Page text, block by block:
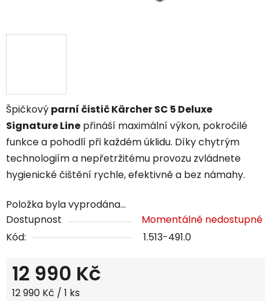
Špičkový parní čistič Kärcher SC 5 Deluxe
Signature Line přináší maximální výkon, pokročilé
funkce a pohodlí při každém úklidu. Díky chytrým
technologiím a nepřetržitému provozu zvládnete
hygienické čištění rychle, efektivně a bez námahy.
Položka byla vyprodána…
Dostupnost
Momentálně nedostupné
Kód:
1.513-491.0
12 990 Kč
Měrná cena:
12 990 Kč / 1 ks